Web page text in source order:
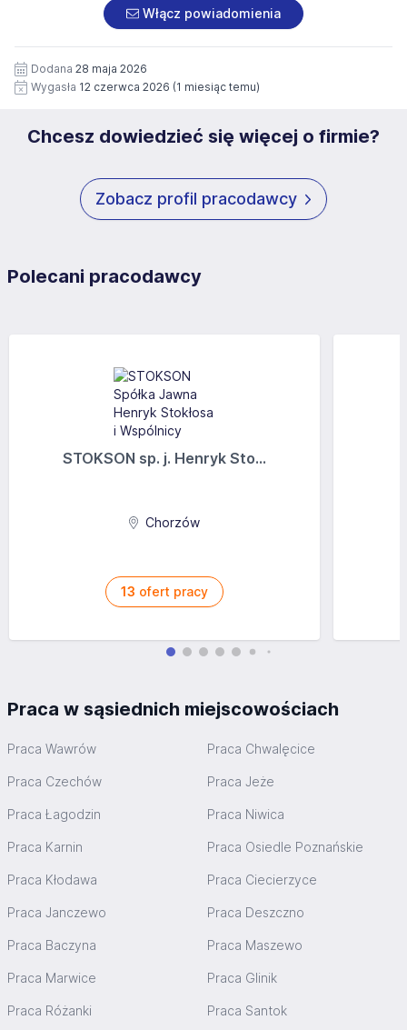
pod numerem 33 816 64 09 lub pisemnie na adres
siedziby administratora.
https://www.workprofit.pl/klauzula-informacyjna.html
załączonych dokumentach aplikacyjnych (w tym
wizerunku), na potrzeby przyszłych rekrutacji przez okres
12 miesięcy. Zgoda jest dobrowolna i może być w każdym
czasie wycofana.
Włącz powiadomienia
Dodana 28 maja 2026
Wygasła 12 czerwca 2026 (1 miesiąc temu)
Chcesz dowiedzieć się więcej o firmie?
Zobacz profil pracodawcy
Polecani pracodawcy
STOKSON sp. j. Henryk Sto...
Chorzów
13 ofert pracy
Praca w sąsiednich miejscowościach
Praca Wawrów Praca Chwalęcice
Praca Czechów Praca Jeże
Praca Łagodzin Praca Niwica
Praca Karnin Praca Osiedle Poznańskie
Praca Kłodawa Praca Ciecierzyce
Praca Janczewo Praca Deszczno
Praca Baczyna Praca Maszewo
Praca Marwice Praca Glinik
Praca Różanki Praca Santok